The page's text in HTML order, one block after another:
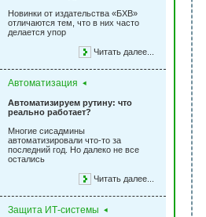
Новинки от издательства «БХВ»
отличаются тем, что в них часто
делается упор
Читать далее...
Автоматизация
Автоматизируем рутину: что
реально работает?
Многие сисадмины
автоматизировали что-то за
последний год. Но далеко не все
остались
Читать далее...
Защита ИТ-системы